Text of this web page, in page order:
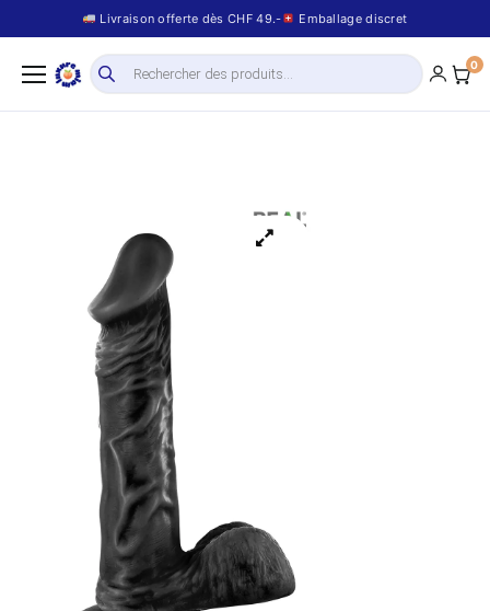
Livraison offerte dès CHF 49.- Emballage discret
0